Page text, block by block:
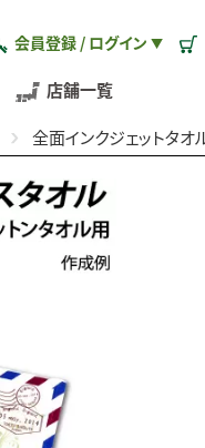
会員登録 / ログイン ▼
店舗一覧
全面インクジェットタオ